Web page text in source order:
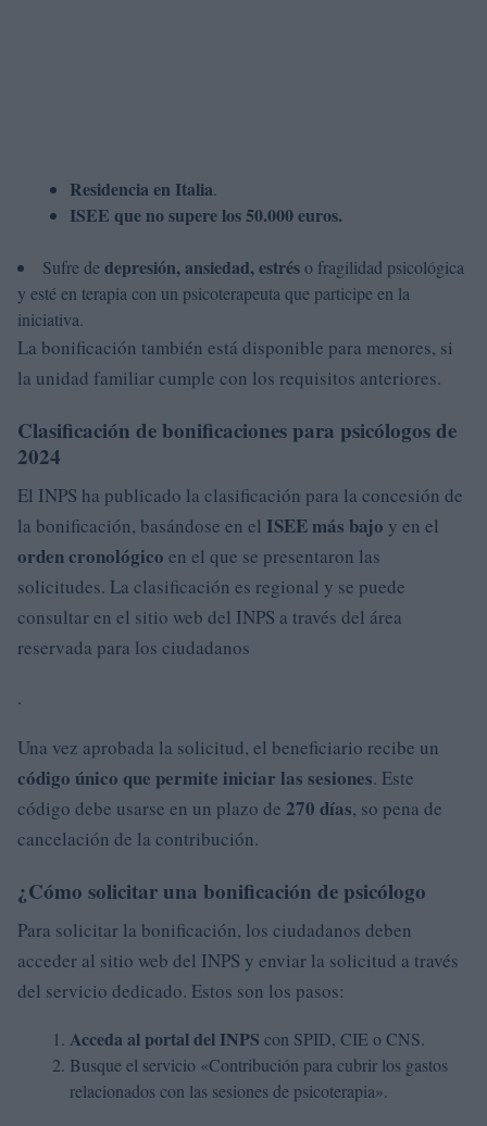
Residencia en Italia.
ISEE que no supere los 50.000 euros.
Sufre de depresión, ansiedad, estréso fragilidad psicológica
y esté en terapia con un psicoterapeuta que participe en la
iniciativa.
La bonificación también está disponible para menores, si
la unidad familiar cumple con los requisitos anteriores.
Clasificación de bonificaciones para psicólogos de
2024
El INPS ha publicado la clasificación para la concesión de
la bonificación, basándose en el ISEE más bajo y en el
orden cronológico en el que se presentaron las
solicitudes. La clasificación es regional y se puede
consultar en el sitio web del INPS a través del área
reservada para los ciudadanos
.
Una vez aprobada la solicitud, el beneficiario recibe un
código único que permite iniciar las sesiones. Este
código debe usarse en un plazo de 270 días, so pena de
cancelación de la contribución.
¿Cómo solicitar una bonificación de psicólogo
Para solicitar la bonificación, los ciudadanos deben
acceder al sitio web del INPS y enviar la solicitud a través
del servicio dedicado. Estos son los pasos:
Acceda al portal del INPS con SPID, CIE o CNS.
Busque el servicio «Contribución para cubrir los gastos
relacionados con las sesiones de psicoterapia».